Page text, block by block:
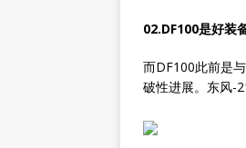
02.DF100是好装
而DF100此前是
破性进展。东风-